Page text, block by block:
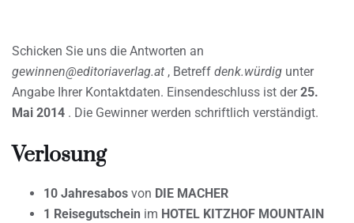
Schicken Sie uns die Antworten an
gewinnen@editoriaverlag.at , Betreff denk.würdig unter
Angabe Ihrer Kontaktdaten. Einsendeschluss ist der25.
Mai 2014 . Die Gewinner werden schriftlich verständigt.
Verlosung
10 Jahresabos von DIE MACHER
1 Reisegutschein im HOTEL KITZHOF MOUNTAIN